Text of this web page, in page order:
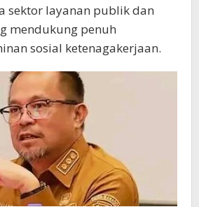
sektor layanan publik dan
mendukung penuh
sosial ketenagakerjaan.